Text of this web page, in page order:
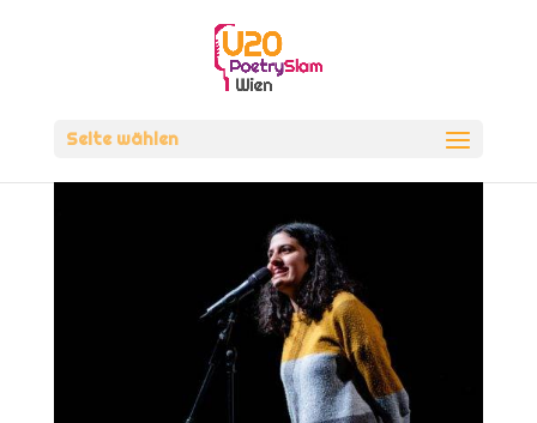
Seite wählen